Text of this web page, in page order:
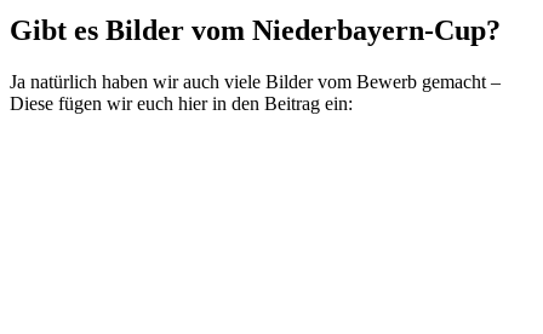
Gibt es Bilder vom Niederbayern-Cup?
Ja natürlich haben wir auch viele Bilder vom Bewerb gemacht –
Diese fügen wir euch hier in den Beitrag ein: